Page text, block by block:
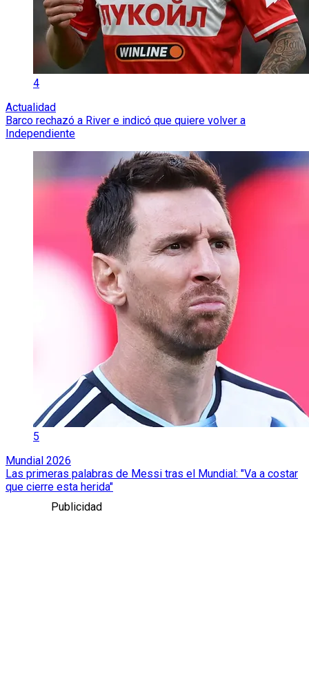
4
Actualidad
Barco rechazó a River e indicó que quiere volver a
Independiente
5
Mundial 2026
Las primeras palabras de Messi tras el Mundial: "Va a costar
que cierre esta herida"
Publicidad